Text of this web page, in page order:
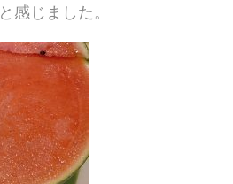
感じました。